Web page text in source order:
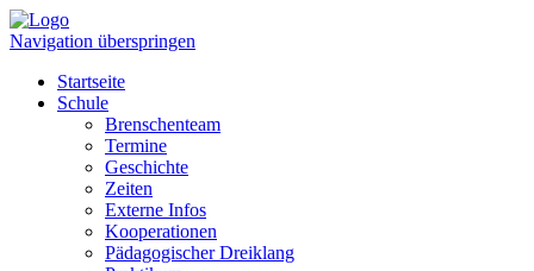
Navigation überspringen
Startseite
Schule
Brenschenteam
Termine
Geschichte
Zeiten
Externe Infos
Kooperationen
Pädagogischer Dreiklang